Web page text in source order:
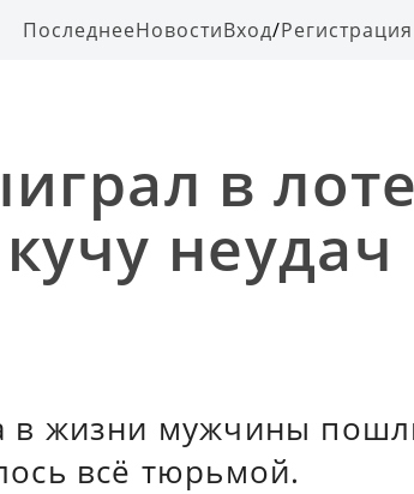
ПоследнееНовостиВход/Регистрация
в
неудач
жизни мужчины
всё тюрьмой.